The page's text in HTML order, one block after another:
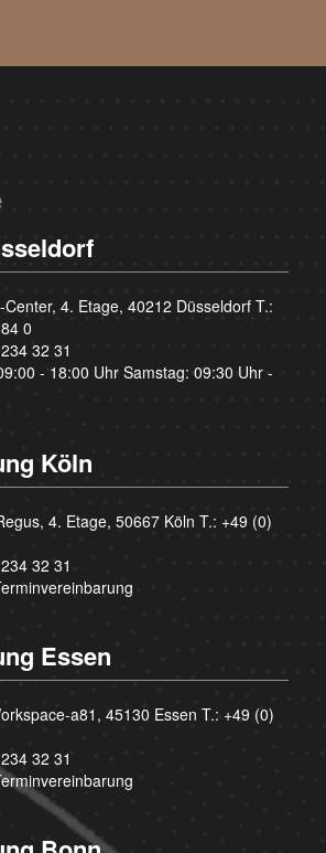
4. Etage, 40212 Düsseldorf T.:
0
32 31
- 18:00 Uhr Samstag: 09:30 Uhr -
Köln
4. Etage, 50667 Köln T.: +49 (0)
32 31
Essen
a81, 45130 Essen T.: +49 (0)
32 31